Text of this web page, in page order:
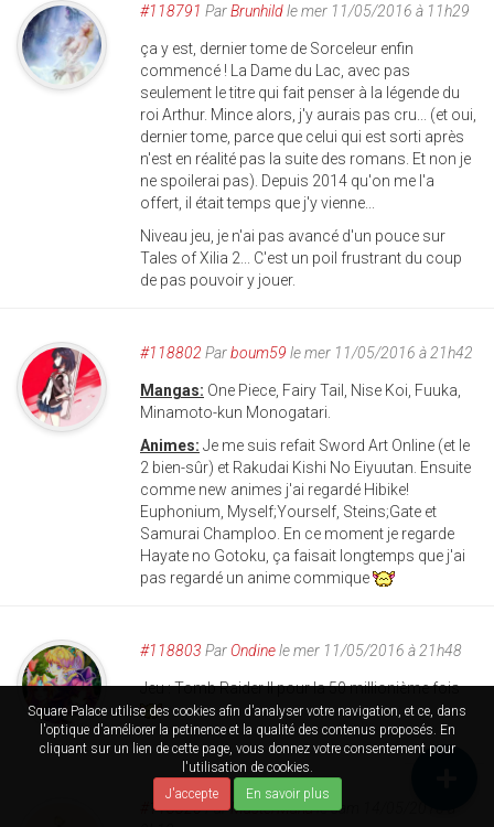
Square Palace utilise des cookies afin d'analyser votre navigation, et ce, dans
l'optique d'améliorer la petinence et la qualité des contenus proposés. En
cliquant sur un lien de cette page, vous donnez votre consentement pour
l'utilisation de cookies.
J'accepte
En savoir plus
#118791 ParBrunhildle mer 11/05/2016 à 11h29
ça y est, dernier tome de Sorceleur enfin
commencé ! La Dame du Lac, avec pas
seulement le titre qui fait penser à la légende du
roi Arthur. Mince alors, j'y aurais pas cru... (et oui,
dernier tome, parce que celui qui est sorti après
n'est en réalité pas la suite des romans. Et non je
ne spoilerai pas). Depuis 2014 qu'on me l'a
offert, il était temps que j'y vienne...
Niveau jeu, je n'ai pas avancé d'un pouce sur
Tales of Xilia 2... C'est un poil frustrant du coup
de pas pouvoir y jouer.
#118802 Parboum59 le mer 11/05/2016 à 21h42
Mangas: One Piece, Fairy Tail, Nise Koi, Fuuka,
Minamoto-kun Monogatari.
Animes: Je me suis refait Sword Art Online (et le
2 bien-sûr) et Rakudai Kishi No Eiyuutan. Ensuite
comme new animes j'ai regardé Hibike!
Euphonium, Myself;Yourself, Steins;Gate et
Samurai Champloo. En ce moment je regarde
Hayate no Gotoku, ça faisait longtemps que j'ai
pas regardé un anime commique
#118803 ParOndinele mer 11/05/2016 à 21h48
Jeu : Tomb Raider II pour la 50 millionième fois
#118826ParMasterManale sam 14/05/2016 à